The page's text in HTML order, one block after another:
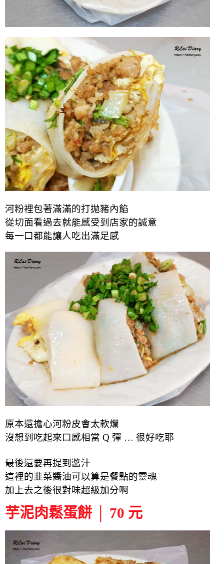
河粉裡包著滿滿的打拋豬內餡
從切面看過去就能感受到店家的誠意
每一口都能讓人吃出滿足感
原本還擔心河粉皮會太軟爛
沒想到吃起來口感相當 Q 彈 … 很好吃耶
最後還要再提到醬汁
這裡的韭菜醬油可以算是餐點的靈魂
加上去之後很對味超級加分啊
芋泥肉鬆蛋餅 │ 70 元